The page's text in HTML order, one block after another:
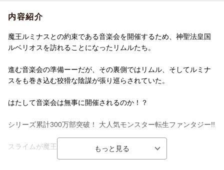
内容紹介
魔王ルミナスとの約束である音楽会を開催するため、神聖法皇国
ルベリオスを訪れることになったリムルたち。
進む音楽会の準備ーーだが、その裏側ではリムル、そしてルミナ
スをも巻き込む狡猾な陰謀が張り巡らされていた。
はたして音楽会は無事に開催されるのか！？
シリーズ累計300万部突破！ 大人気モンスター転生ファンタジー!!
スライムが魔王に成り上がる!?